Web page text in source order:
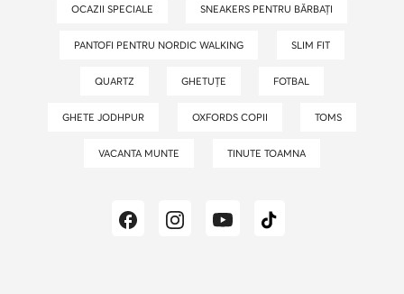
OCAZII SPECIALE SNEAKERS PENTRU BĂRBAȚI
PANTOFI PENTRU NORDIC WALKING SLIM FIT
QUARTZ GHETUȚE FOTBAL
GHETE JODHPUR OXFORDS COPII TOMS
VACANTA MUNTE TINUTE TOAMNA